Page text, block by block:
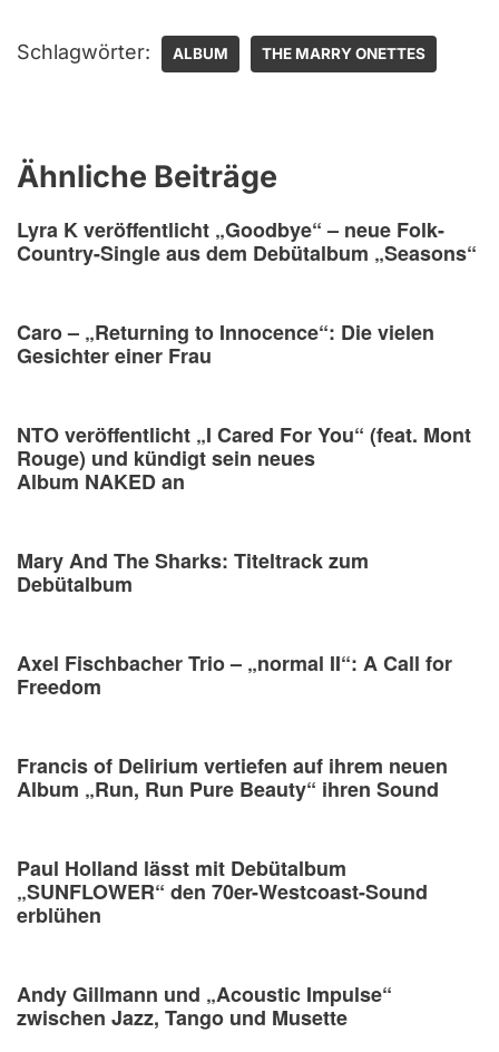
Schlagwörter: ALBUM THE MARRY ONETTES
Ähnliche Beiträge
Lyra K veröffentlicht „Goodbye“ – neue Folk-
Country-Single aus dem Debütalbum „Seasons“
Caro – „Returning to Innocence“: Die vielen
Gesichter einer Frau
NTO veröffentlicht „I Cared For You“ (feat. Mont
Rouge) und kündigt sein neues
Album NAKED an
Mary And The Sharks: Titeltrack zum
Debütalbum
Axel Fischbacher Trio – „normal II“: A Call for
Freedom
Francis of Delirium vertiefen auf ihrem neuen
Album „Run, Run Pure Beauty“ ihren Sound
Paul Holland lässt mit Debütalbum
„SUNFLOWER“ den 70er-Westcoast-Sound
erblühen
Andy Gillmann und „Acoustic Impulse“
zwischen Jazz, Tango und Musette